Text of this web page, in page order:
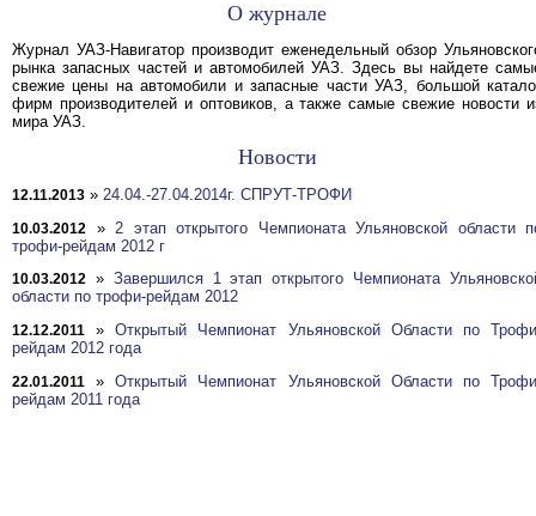
О журнале
Журнал УАЗ-Навигатор производит еженедельный обзор
рынка запасных частей и автомобилей УАЗ. Здесь вы найдете
свежие цены на автомобили и запасные части УАЗ, большой
фирм производителей и оптовиков, а также самые свежие новости
мира УАЗ.
Новости
12.11.2013 » 24.04.-27.04.2014г. СПРУТ-ТРОФИ
10.03.2012 » 2 этап открытого Чемпионата Ульяновской области
трофи-рейдам 2012 г
10.03.2012 » Завершился 1 этап открытого Чемпионата
области по трофи-рейдам 2012
12.12.2011 »Открытый Чемпионат Ульяновской Области по
рейдам 2012 года
22.01.2011 »Открытый Чемпионат Ульяновской Области по
рейдам 2011 года